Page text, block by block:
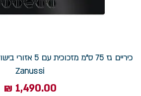
Zanussi
מחיר